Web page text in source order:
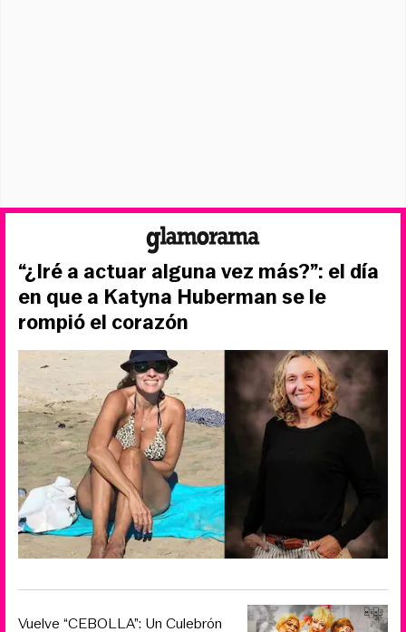
“¿Iré a actuar alguna vez más?”: el día
en que a Katyna Huberman se le
rompió el corazón
Vuelve “CEBOLLA”: Un Culebrón